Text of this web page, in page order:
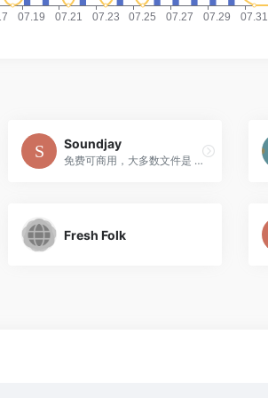
Soundjay
免费可商用，大多数文件是 16 位立体声 44.1 kHz 或 48 kHz 高品质音效。
Fresh Folk